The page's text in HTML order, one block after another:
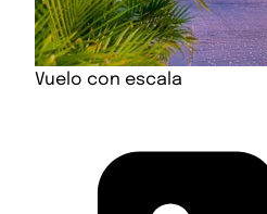
Vuelo con escala